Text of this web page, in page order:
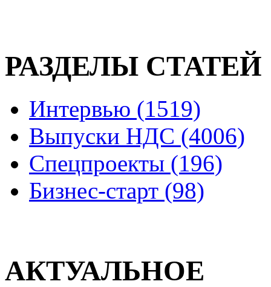
РАЗДЕЛЫ СТАТЕЙ
Интервью (1519)
Выпуски НДС (4006)
Спецпроекты (196)
Бизнес-старт (98)
АКТУАЛЬНОЕ